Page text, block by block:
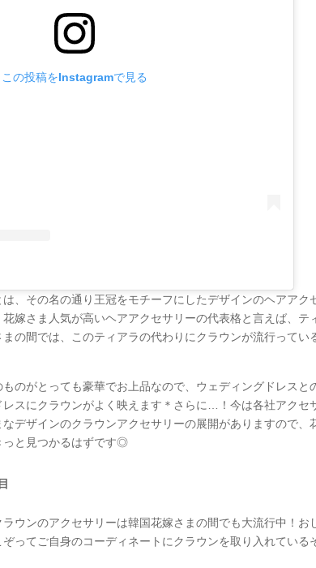
この投稿をInstagramで見る
、その名の通り王冠をモチーフにしたデザインのヘアアク
嫁さま人気が高いヘアアクセサリーの代表格と言えば、テ
の間では、このティアラの代わりにクラウンが流行ってい
のがとっても豪華でお上品なので、ウェディングドレスと
スにクラウンがよく映えます＊さらに…！今は各社アクセ
デザインのクラウンアクセサリーの展開がありますので、
っと見つかるはずです◎
ウンのアクセサリーは韓国花嫁さまの間でも大流行中！お
ってご自身のコーディネートにクラウンを取り入れている